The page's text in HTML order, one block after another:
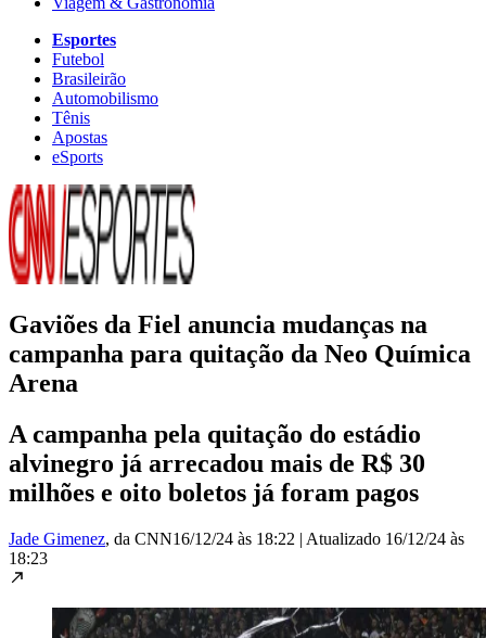
Esportes
Futebol
Brasileirão
Automobilismo
Tênis
Apostas
eSports
Gaviões da Fiel anuncia mudanças na
campanha para quitação da Neo Química
Arena
A campanha pela quitação do estádio
alvinegro já arrecadou mais de R$ 30
milhões e oito boletos já foram pagos
Jade Gimenez, da CNN16/12/24 às 18:22 | Atualizado 16/12/24 às
18:23